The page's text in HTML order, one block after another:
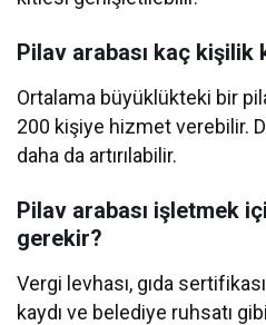
Pilav arabası kaç kişilik
Ortalama büyüklükteki bir
200 kişiye hizmet verebilir.
daha da artırılabilir.
Pilav arabası işletmek
gerekir?
Vergi levhası, gıda
kaydı ve belediye ruhsatı